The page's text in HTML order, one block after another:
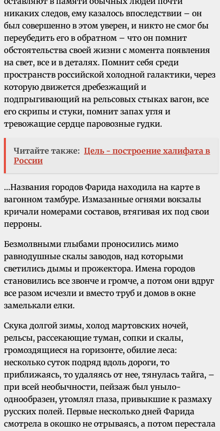
никаких следов, ему казалось впоследствии – он
был совершенно в этом уверен, и никто не смог бы
переубедить его в обратном – что он помнит
обстоятельства своей жизни с момента появления
на свет, все и в деталях. Помнит себя среди
пространств российской холодной галактики, через
которую движется дребезжащий и
подпрыгивающий на рельсовых стыках вагон, все
его скрипы и стуки, помнит запах угля и
тревожащие сердце паровозные гудки.
Читайте также: Цель - построение халифата в
России
…Названия городов Фарида находила на карте в
вагонном тамбуре. Измазанные огнями вокзалы
кричали номерами составов, втягивая их под свои
перроны.
Безмолвными глыбами проносились мимо
равнодушные скалы заводов, над которыми
светились дымы и прожектора. Имена городов
становились все звонче и громче, а потом они вдруг
все разом исчезли и вместо труб и домов в окне
замелькали елки.
Скука долгой зимы, холод мартовских ночей,
рельсы, рассекающие туман, сопки и скалы,
громоздящиеся на горизонте, обилие леса:
несколько суток подряд вдоль дороги, то
приближаясь, то удаляясь от нее, тянулась тайга, –
при всей необычности, пейзаж был уныло-
однообразен, утомлял глаза, привыкшие к размаху
русских полей. Первые несколько дней Фарида
смотрела в окошко не отрываясь, а потом перестала